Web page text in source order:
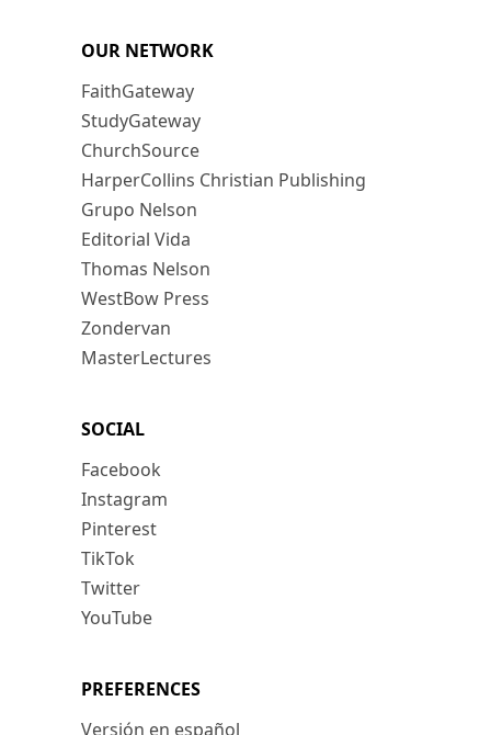
OUR NETWORK
FaithGateway
StudyGateway
ChurchSource
HarperCollins Christian Publishing
Grupo Nelson
Editorial Vida
Thomas Nelson
WestBow Press
Zondervan
MasterLectures
SOCIAL
Facebook
Instagram
Pinterest
TikTok
Twitter
YouTube
PREFERENCES
Versión en español